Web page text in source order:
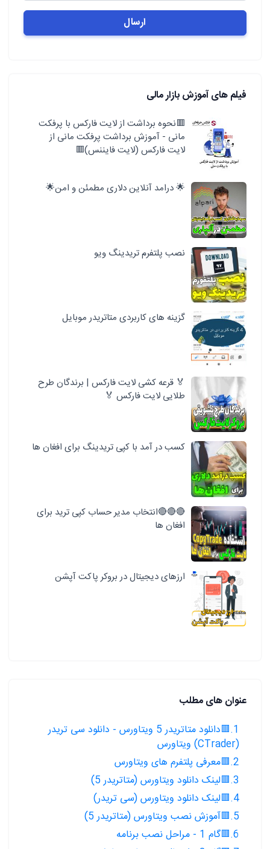
فیلم های آموزش بازار مالی
🟥نحوه برداشت از لایت فارکس با پرفکت
مانی - آموزش برداشت پرفکت مانی از
لایت فارکس (لایت فایننس)🟥
🌟 درامد آنلاین دلاری مطمئن و امن🌟
نصب پلتفرم تریدینگ ویو
گزینه های کاربردی متاتریدر موبایل
🏅 قرعه کشی لایت فارکس | برندگان طرح
طلایی لایت فارکس 🏅
کسب در آمد با کپی تریدینگ برای افغان ها
🔴🔴🔴انتخاب مدیر حساب کپی ترید برای
افغان ها
ارزهای دیجیتال در بروکر پاکت آپشن
عنوان های مطلب
1.🟥دانلود متاتریدر 5 ویتاورس - دانلود سی تریدر
(CTrader) ویتاورس
2.🟥معرفی پلتفرم های ویتاورس
3.🟥لینک دانلود ویتاورس (متاتریدر 5)
4.🟥لینک دانلود ویتاورس (سی تریدر)
5.🟥آموزش نصب ویتاورس (متاتریدر 5)
6.🟥گام 1 - مراحل نصب برنامه